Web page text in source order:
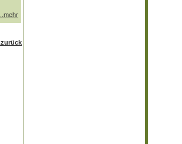
...mehr